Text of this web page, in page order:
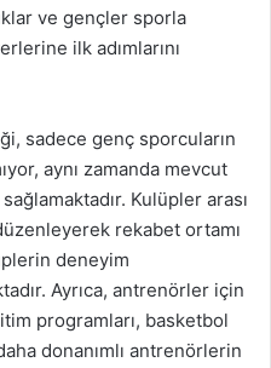
ve gençler sporla
ilk adımlarını
sadece genç sporcuların
aynı zamanda mevcut
Kulüpler arası
rekabet ortamı
deneyim
Ayrıca, antrenörler için
programları, basketbol
donanımlı antrenörlerin